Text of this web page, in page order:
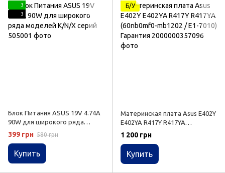
3
3
Блок Питания ASUS 19V 4.74A
90W для широкого ряда
моделей K/N/X серий
399 грн 580 грн
Купить
Б/У
Материнская плата Asus E402Y
E402YA R417Y R417YA
(60nb0mf0-mb1202 / E1-7010)
Гарантия
1 200 грн
Купить